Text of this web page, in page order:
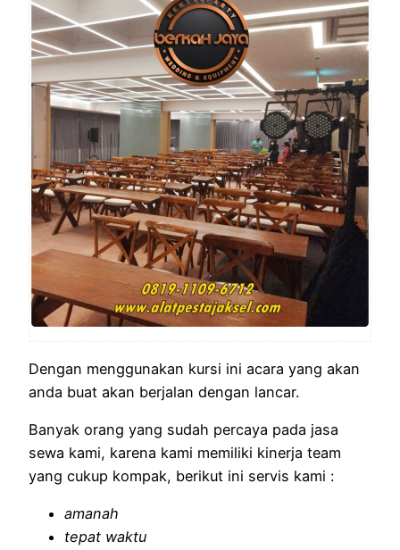
Dengan menggunakan kursi ini acara yang akan
anda buat akan berjalan dengan lancar.
Banyak orang yang sudah percaya pada jasa
sewa kami, karena kami memiliki kinerja team
yang cukup kompak, berikut ini servis kami :
amanah
tepat waktu